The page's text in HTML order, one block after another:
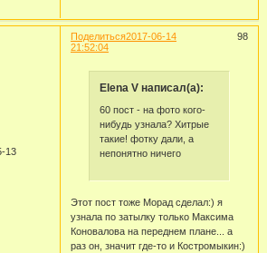
Поделиться 98
2017-06-14
21:52:04
13
Elena V написал(а):
60 пост - на фото кого-
нибудь узнала? Хитрые
такие! фотку дали, а
непонятно ничего
Этот пост тоже Морад сделал:) я
узнала по затылку только Максима
Коновалова на переднем плане... а
раз он, значит где-то и Костромыкин:)